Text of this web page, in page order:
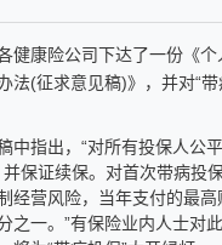
健康险公司下达了一份《
法(征求意见稿)》，并对“带
指出，“对所有投保人公
并保证续保。对首次带病投
经营风险，当年支付的最高
之一。”有保险业内人士对